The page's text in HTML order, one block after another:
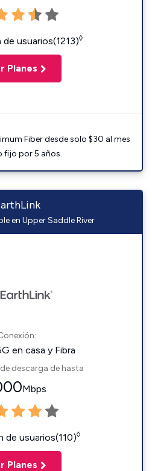
usuarios(1213)◊
Planes
Fiber desde solo $30 al mes
fijo por 5 años.
en Upper Saddle River
en casa y Fibra
descarga de hasta
Mbps
de usuarios(110)◊
Planes